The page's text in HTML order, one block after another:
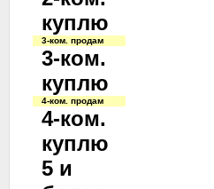
куплю
3-ком. продам
3-ком.
куплю
4-ком. продам
4-ком.
куплю
5 и